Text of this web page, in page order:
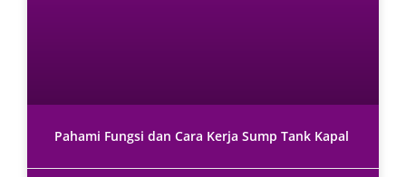
Pahami Fungsi dan Cara Kerja Sump Tank Kapal